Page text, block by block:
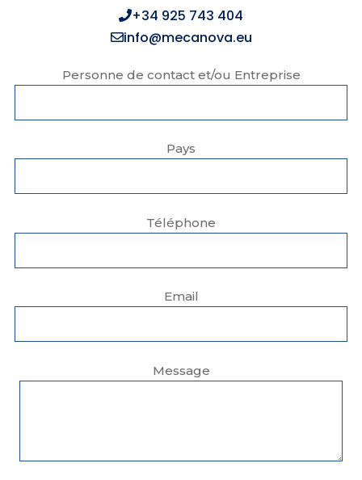
+34 925 743 404
info@mecanova.eu
Personne de contact et/ou Entreprise
Pays
Téléphone
Email
Message